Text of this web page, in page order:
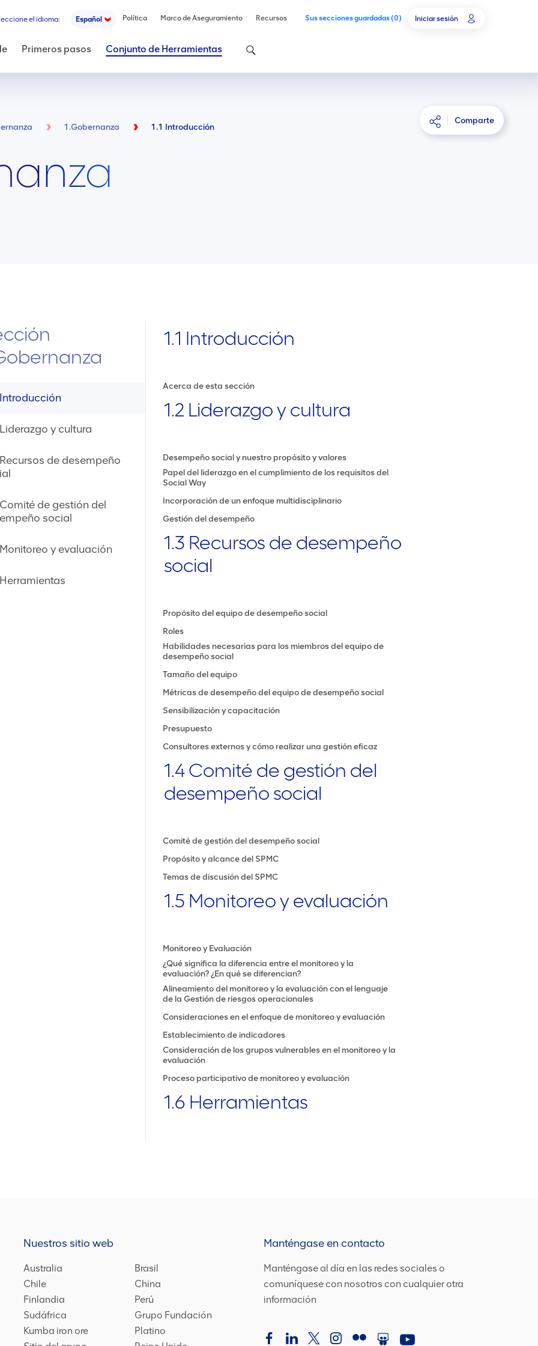
el idioma: Español Política Marco de Aseguramiento Recursos Sus secciones guardadas(0) Iniciar sesión
Primeros pasos Conjunto de Herramientas Buscar
1.Gobernanza 1.1 Introducción
Comparte
y cultura
de desempeño
de gestión del
social
y evaluación
1.1 Introducción
Acerca de esta sección
1.2 Liderazgo y cultura
Desempeño social y nuestro propósito y valores
Papel del liderazgo en el cumplimiento de los requisitos del
Social Way
Incorporación de un enfoque multidisciplinario
Gestión del desempeño
1.3 Recursos de desempeño
social
Propósito del equipo de desempeño social
Roles
Habilidades necesarias para los miembros del equipo de
desempeño social
Tamaño del equipo
Métricas de desempeño del equipo de desempeño social
Sensibilización y capacitación
Presupuesto
Consultores externos y cómo realizar una gestión eficaz
1.4 Comité de gestión del
desempeño social
Comité de gestión del desempeño social
Propósito y alcance del SPMC
Temas de discusión del SPMC
1.5 Monitoreo y evaluación
Monitoreo y Evaluación
¿Qué significa la diferencia entre el monitoreo y la
evaluación? ¿En qué se diferencian?
Alineamiento del monitoreo y la evaluación con el lenguaje
de la Gestión de riesgos operacionales
Consideraciones en el enfoque de monitoreo y evaluación
Establecimiento de indicadores
Consideración de los grupos vulnerables en el monitoreo y la
evaluación
Proceso participativo de monitoreo y evaluación
1.6 Herramientas
Nuestros sitio web
Australia
Brasil
Chile
China
Finlandia
Perú
Sudáfrica
Grupo Fundación
Kumba iron ore
Platino
Manténgase en contacto
Manténgase al día en las redes sociales o
comuníquese con nosotros con cualquier otra
información